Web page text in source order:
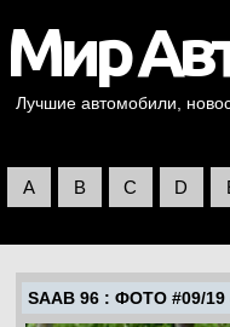
Лучшие автомобили,
A B C D
SAAB 96 : ФОТО #09/19